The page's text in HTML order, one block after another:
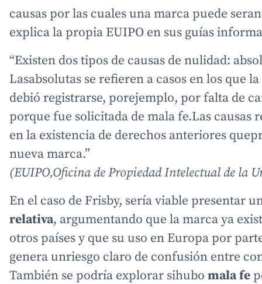
causas por las cuales una marca puede
explica la propia EUIPO en sus guías
“Existen dos tipos de causas de nulidad:
Lasabsolutas se refieren a casos en los que
debió registrarse, porejemplo, por falta de
porque fue solicitada de mala fe.Las causas
en la existencia de derechos anteriores
nueva marca.”
(EUIPO,Oficina de Propiedad Intelectual de la
En el caso de Frisby, sería viable presentar
relativa, argumentando que la marca ya
otros países y que su uso en Europa por
genera unriesgo claro de confusión entre
También se podría explorar sihubo mala fe